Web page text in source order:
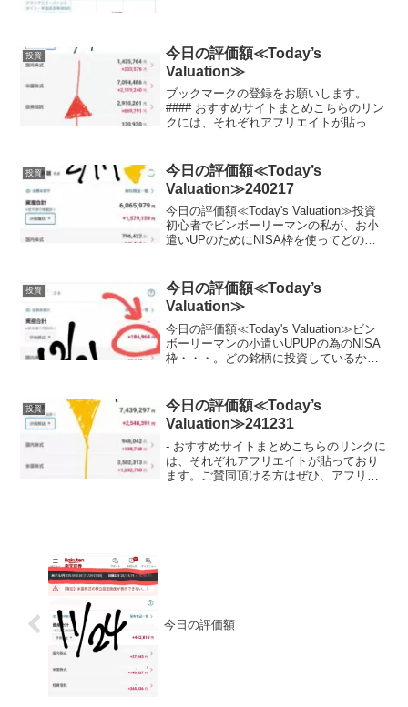
もETFにもいれて...
投資
今日の評価額≪Today’s
Valuation≫
ブックマークの登録をお願いします。
#### おすすめサイトまとめこちらのリン
クには、それぞれアフリエイトが貼って
心者でビンボーリーマンの私が、お小遣
いUPのためにNIS...
投資
今日の評価額≪Today’s
Valuation≫240217
今日の評価額≪Today's Valuation≫投資
初心者でビンボーリーマンの私が、お小
遣いUPのためにNISA枠を使ってどの銘
きるだけ投資に回すようにしています。
終...
投資
今日の評価額≪Today’s
Valuation≫
今日の評価額≪Today's Valuation≫ビン
ボーリーマンの小遣いUPUPの為のNISA
枠・・・。どの銘柄に投資しているか？
ので無しかな？？）（投資信託の評価...
投資
今日の評価額≪Today’s
Valuation≫241231
- おすすめサイトまとめこちらのリンクに
は、それぞれアフリエイトが貼っており
ます。ご賛同頂ける方はぜひ、アフリエ
今日の評価額